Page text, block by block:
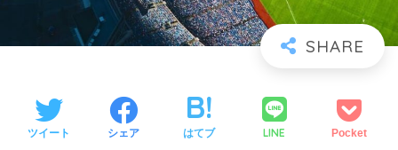
ツイート シェア はてブ LINE Pocket